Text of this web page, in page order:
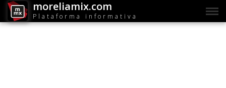
moreliamix.com
Plataforma informativa